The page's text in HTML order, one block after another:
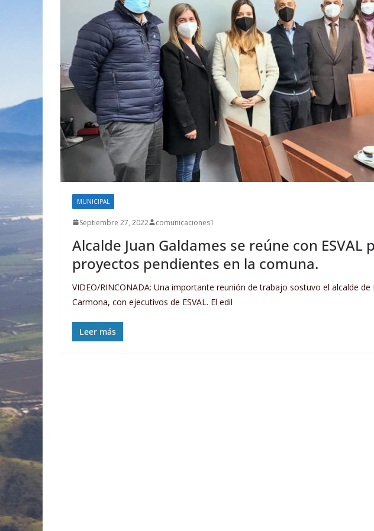
MUNICIPAL
Septiembre 27, 2022 comunicaciones1
Alcalde Juan Galdames se reúne con ESVAL
proyectos pendientes en la comuna.
VIDEO/RINCONADA: Una importante reunión de trabajo sostuvo el alcalde de
Carmona, con ejecutivos de ESVAL. El edil
Leer más